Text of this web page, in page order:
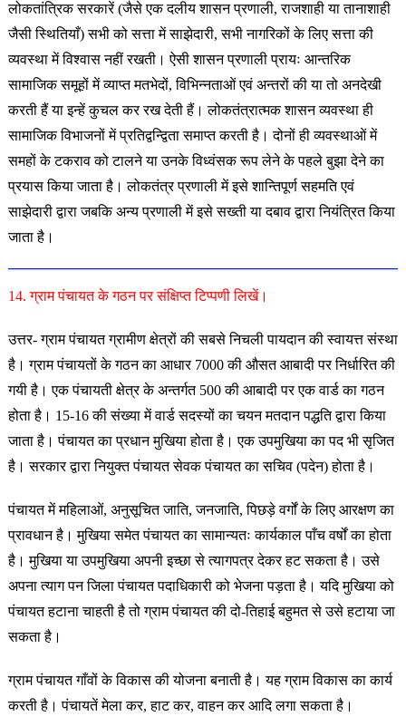
लोकतांत्रिक सरकारें (जैसे एक दलीय शासन प्रणाली, राजशाही या तानाशाही
जैसी स्थितियाँ) सभी को सत्ता में साझेदारी, सभी नागरिकों के लिए सत्ता की
व्यवस्था में विश्वास नहीं रखती। ऐसी शासन प्रणाली प्रायः आन्तरिक
सामाजिक समूहों में व्याप्त मतभेदों, विभिन्नताओं एवं अन्तरों की या तो अनदेखी
करती हैं या इन्हें कुचल कर रख देती हैं। लोकतंत्रात्मक शासन व्यवस्था ही
सामाजिक विभाजनों में प्रतिद्वन्द्विता समाप्त करती है। दोनों ही व्यवस्थाओं में
समहों के टकराव को टालने या उनके विध्वंसक रूप लेने के पहले बुझा देने का
प्रयास किया जाता है। लोकतंत्र प्रणाली में इसे शान्तिपूर्ण सहमति एवं
साझेदारी द्वारा जबकि अन्य प्रणाली में इसे सख्ती या दबाव द्वारा नियंत्रित किया
जाता है।
14. ग्राम पंचायत के गठन पर संक्षिप्त टिप्पणी लिखें।
उत्तर- ग्राम पंचायत ग्रामीण क्षेत्रों की सबसे निचली पायदान की स्वायत्त संस्था
है। ग्राम पंचायतों के गठन का आधार 7000 की औसत आबादी पर निर्धारित की
गयी है। एक पंचायती क्षेत्र के अन्तर्गत 500 की आबादी पर एक वार्ड का गठन
होता है। 15-16 की संख्या में वार्ड सदस्यों का चयन मतदान पद्धति द्वारा किया
जाता है। पंचायत का प्रधान मुखिया होता है। एक उपमुखिया का पद भी सृजित
है। सरकार द्वारा नियुक्त पंचायत सेवक पंचायत का सचिव (पदेन) होता है।
पंचायत में महिलाओं, अनुसूचित जाति, जनजाति, पिछड़े वर्गों के लिए आरक्षण का
प्रावधान है। मुखिया समेत पंचायत का सामान्यतः कार्यकाल पाँच वर्षों का होता
है। मुखिया या उपमुखिया अपनी इच्छा से त्यागपत्र देकर हट सकता है। उसे
अपना त्याग पन जिला पंचायत पदाधिकारी को भेजना पड़ता है। यदि मुखिया को
पंचायत हटाना चाहती है तो ग्राम पंचायत की दो-तिहाई बहुमत से उसे हटाया जा
सकता है।
ग्राम पंचायत गाँवों के विकास की योजना बनाती है। यह ग्राम विकास का कार्य
करती है। पंचायतें मेला कर, हाट कर, वाहन कर आदि लगा सकता है।